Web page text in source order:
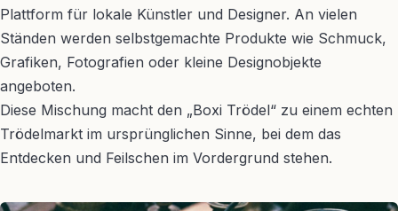
Plattform für lokale Künstler und Designer. An vielen
Ständen werden selbstgemachte Produkte wie Schmuck,
Grafiken, Fotografien oder kleine Designobjekte
angeboten.
Diese Mischung macht den „Boxi Trödel“ zu einem echten
Trödelmarkt im ursprünglichen Sinne, bei dem das
Entdecken und Feilschen im Vordergrund stehen.